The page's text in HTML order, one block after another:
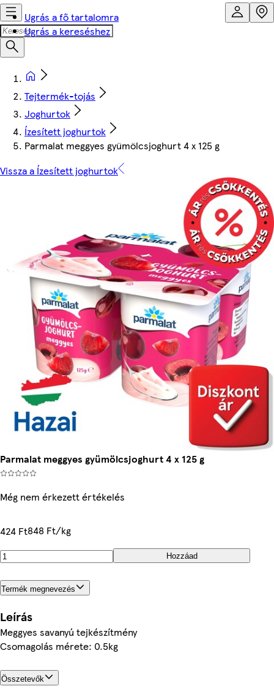
Ugrás a fő tartalomra
Ugrás a kereséshez
Tejtermék-tojás
Joghurtok
Ízesített joghurtok
Parmalat meggyes gyümölcsjoghurt 4 x 125 g
Vissza a Ízesített joghurtok
Parmalat meggyes gyümölcsjoghurt 4 x 125 g
Még nem érkezett értékelés
424 Ft848 Ft/kg
Hozzáad
Termék megnevezés
Leírás
Meggyes savanyú tejkészítmény
Csomagolás mérete: 0.5kg
Összetevők